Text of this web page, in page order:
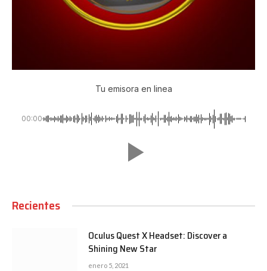
Tu emisora en linea
00:00
Recientes
Oculus Quest X Headset: Discover a
Shining New Star
enero 5, 2021